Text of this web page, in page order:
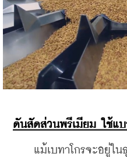
ดันสัดส่วนพรีเมียม ใช้แ
แม้เบทาโกรจะอยู่ในธุ